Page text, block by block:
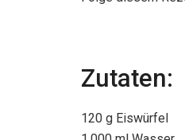
Zutaten:
120 g Eiswürfel